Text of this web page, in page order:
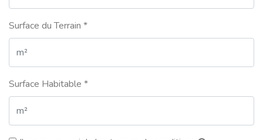
Surface du Terrain *
Surface Habitable *